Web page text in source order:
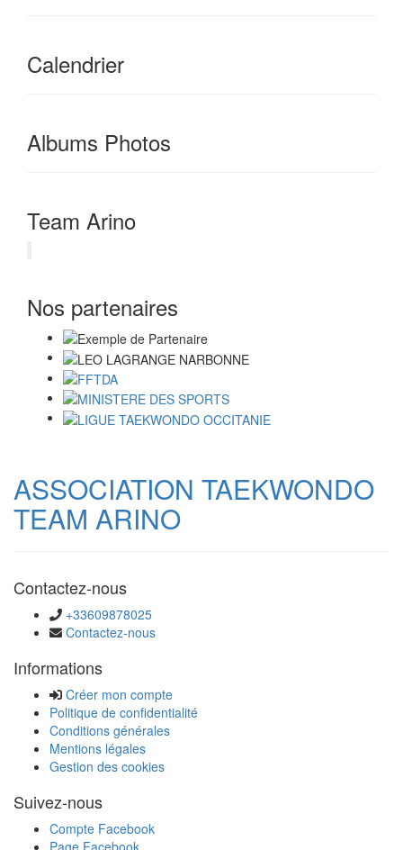
Calendrier
Albums Photos
Team Arino
Nos partenaires
ASSOCIATION TAEKWONDO
TEAM ARINO
Contactez-nous
+33609878025
Contactez-nous
Informations
Créer mon compte
Politique de confidentialité
Conditions générales
Mentions légales
Gestion des cookies
Suivez-nous
Compte Facebook
Page Facebook